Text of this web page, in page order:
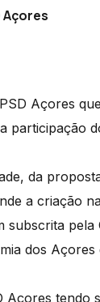
Açores
participação
da
a criação
pela
dos Açores
tendo